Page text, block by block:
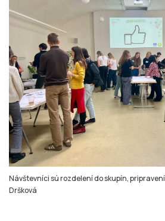
Návštevníci sú rozdelení do skupín,
Dršková